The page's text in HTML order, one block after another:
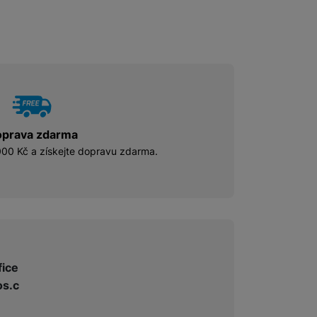
zdarma
Kč a získejte dopravu zdarma.